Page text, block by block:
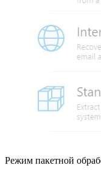
Режим пакетной